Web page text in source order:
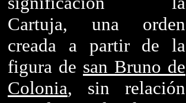
Cartuja, una orden
creada a partir de la
figura de san Bruno de
Colonia, sin relación